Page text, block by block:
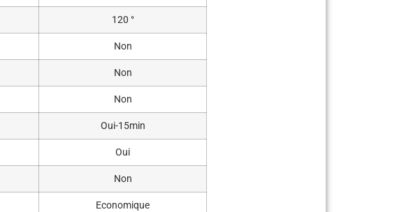
120 °
Non
Non
Non
Oui-15min
Oui
Non
Economique